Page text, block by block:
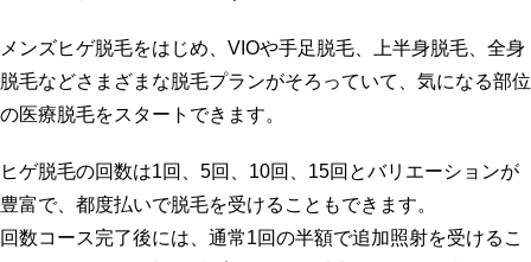
メンズヒゲ脱毛をはじめ、VIOや手足脱毛、上半身脱毛、全身
脱毛などさまざまな脱毛プランがそろっていて、気になる部位
の医療脱毛をスタートできます。
ヒゲ脱毛の回数は1回、5回、10回、15回とバリエーションが
豊富で、都度払いで脱毛を受けることもできます。
回数コース完了後には、通常1回の半額で追加照射を受けるこ